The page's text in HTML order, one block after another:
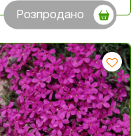
Розпродано